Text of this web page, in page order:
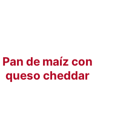
Pan de maíz con
queso cheddar